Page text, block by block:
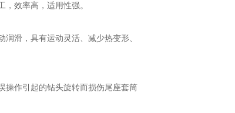
效率高，适用性强。
滑，具有运动灵活、减少热变形、
操作引起的钻头旋转而损伤尾座套筒